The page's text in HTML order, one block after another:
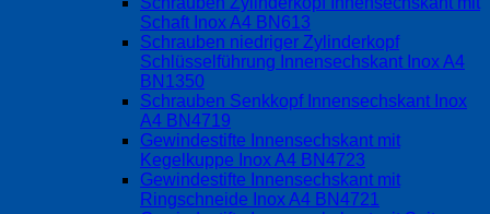
Schaft Inox A4 BN613
Schrauben niedriger Zylinderkopf
Schlüsselführung Innensechskant Inox A4
BN1350
Schrauben Senkkopf Innensechskant Inox
A4 BN4719
Gewindestifte Innensechskant mit
Kegelkuppe Inox A4 BN4723
Gewindestifte Innensechskant mit
Ringschneide Inox A4 BN4721